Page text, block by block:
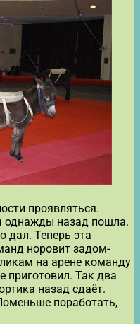
проявляться.
однажды назад пошла.
дал. Теперь эта
норовит задом-
на арене команду
приготовил. Так два
назад сдаёт.
поработать,